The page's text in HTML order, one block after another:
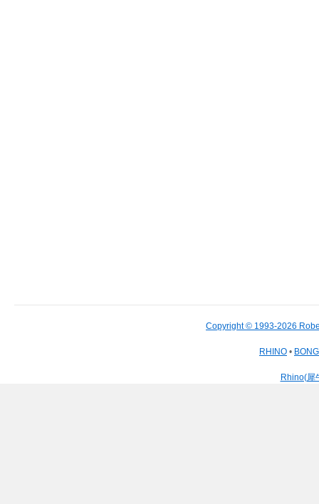
Copyright © 1993-2026
RHINO •
Rhino(犀